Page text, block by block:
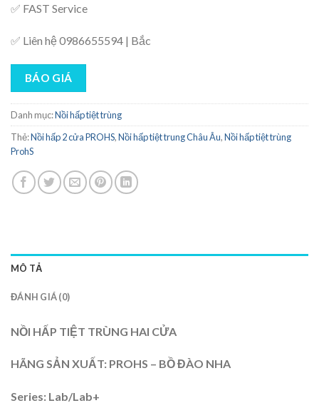
✅ FAST Service
✅ Liên hệ 0986655594 | Bắc
BÁO GIÁ
Danh mục:Nồi hấp tiệt trùng
Thẻ:Nồi hấp 2 cửa PROHS,Nồi hấp tiệt trung Châu Âu,Nồi hấp tiệt trùng
ProhS
MÔ TẢ
ĐÁNH GIÁ (0)
NỒI HẤP TIỆT TRÙNG HAI CỬA
HÃNG SẢN XUẤT: PROHS – BỒ ĐÀO NHA
Series: Lab/Lab+